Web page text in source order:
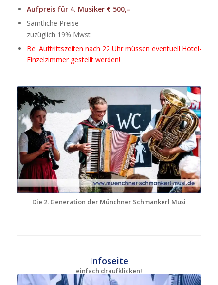
Aufpreis für 4. Musiker € 500,–
Sämtliche Preise
zuzüglich 19% Mwst.
Bei Auftrittszeiten nach 22 Uhr müssen eventuell Hotel-
Einzelzimmer gestellt werden!
Die 2. Generation der Münchner Schmankerl Musi
Infoseite
einfach draufklicken!